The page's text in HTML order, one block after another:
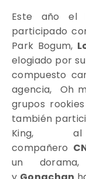
Este año el
participado
Park Bogum,
elogiado por
compuesto
agencia, Oh
grupos
también
King,
compañero
un dorama,